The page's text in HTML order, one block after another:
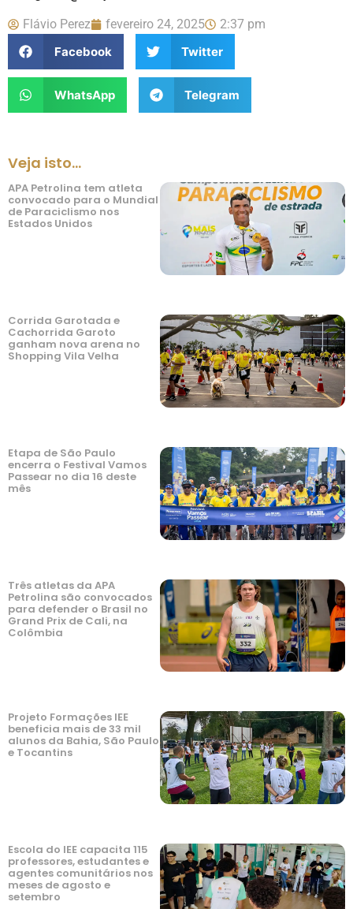
Flávio Perez fevereiro 24, 2025
2:37 pm
Facebook
Twitter
WhatsApp Telegram
Veja isto...
APA Petrolina tem atleta
convocado para o Mundial
de Paraciclismo nos
Estados Unidos
Corrida Garotada e
Cachorrida Garoto
ganham nova arena no
Shopping Vila Velha
Etapa de São Paulo
encerra o Festival Vamos
Passear no dia 16 deste
mês
Três atletas da APA
Petrolina são convocados
para defender o Brasil no
Grand Prix de Cali, na
Colômbia
Projeto Formações IEE
beneficia mais de 33 mil
alunos da Bahia, São Paulo
e Tocantins
Escola do IEE capacita 115
professores, estudantes e
agentes comunitários nos
meses de agosto e
setembro